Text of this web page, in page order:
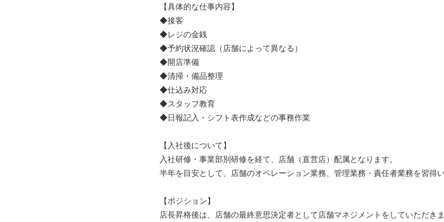
【具体的な仕事内容】
◆接客
◆レジの金銭
◆予約状況確認（店舗によって異なる）
◆開店準備
◆清掃・備品整理
◆仕込み対応
◆スタッフ教育
◆日報記入・シフト表作成などの事務作業
【入社後について】
入社研修・事業部別研修を経て、店舗（直営店）配属となります。
半年を目安として、店舗のオペレーション業務、管理業務・責任者業務を習得い
【ポジション】
店長昇格後は、店舗の最終意思決定者として店舗マネジメントをしていただきま